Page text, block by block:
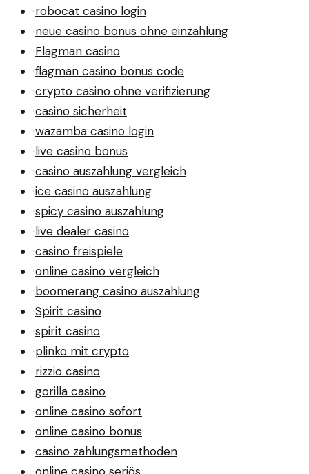
·robocat casino login
·neue casino bonus ohne einzahlung
·Flagman casino
·flagman casino bonus code
·crypto casino ohne verifizierung
·casino sicherheit
·wazamba casino login
·live casino bonus
·casino auszahlung vergleich
·ice casino auszahlung
·spicy casino auszahlung
·live dealer casino
·casino freispiele
·online casino vergleich
·boomerang casino auszahlung
·Spirit casino
·spirit casino
·plinko mit crypto
·rizzio casino
·gorilla casino
·online casino sofort
·online casino bonus
·casino zahlungsmethoden